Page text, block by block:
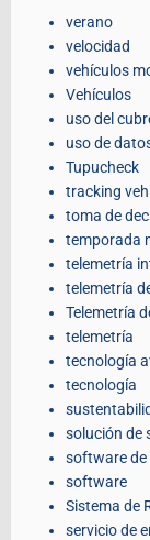
verano
velocidad
vehículos
Vehículos
uso del
uso de
Tupucheck
tracking
toma de
temporada
telemetría
telemetría
Telemetría
telemetría
tecnología
tecnología
solución de
software
software
Sistema de
servicio de